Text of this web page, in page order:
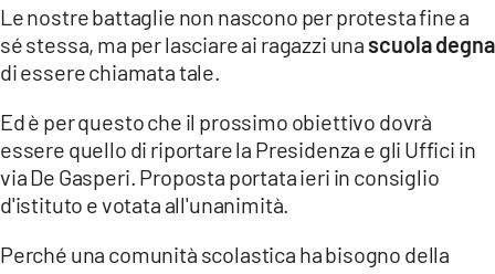
Le nostre battaglie non nascono per protesta fine a
sé stessa, ma per lasciare ai ragazzi una scuola degna
di essere chiamata tale.
Ed è per questo che il prossimo obiettivo dovrà
essere quello di riportare la Presidenza e gli Uffici in
via De Gasperi. Proposta portata ieri in consiglio
d'istituto e votata all'unanimità.
Perché una comunità scolastica ha bisogno della